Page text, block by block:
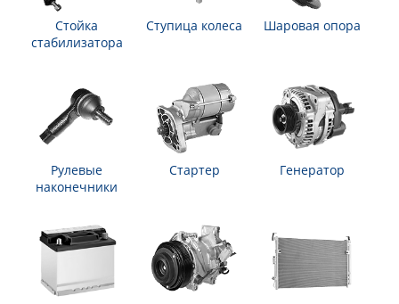
Стойка
стабилизатора
Ступица колеса Шаровая опора
Рулевые
наконечники
Стартер Генератор